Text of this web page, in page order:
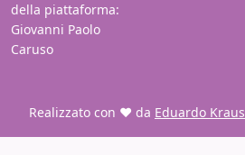
della piattaforma:
Giovanni Paolo
Caruso
Realizzato con ❤️ da Eduardo Kraus